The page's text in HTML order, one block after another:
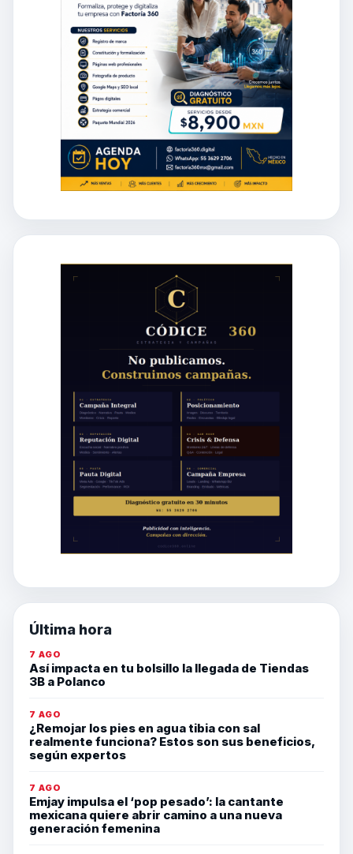
Última hora
7 AGO
Así impacta en tu bolsillo la llegada de Tiendas
3B a Polanco
7 AGO
¿Remojar los pies en agua tibia con sal
realmente funciona? Estos son sus beneficios,
según expertos
7 AGO
Emjay impulsa el ‘pop pesado’: la cantante
mexicana quiere abrir camino a una nueva
generación femenina